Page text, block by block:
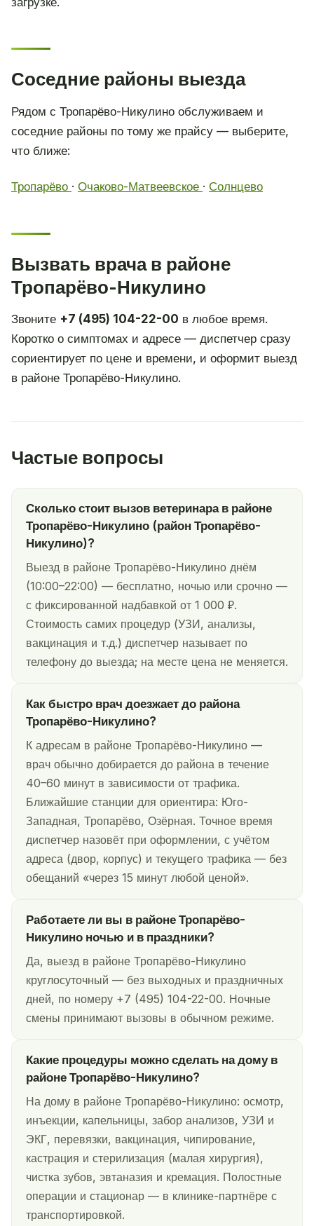
Соседние районы выезда
Рядом с Тропарёво-Никулино обслуживаем и
соседние районы по тому же прайсу — выберите,
что ближе:
Тропарёво · Очаково-Матвеевское · Солнцево
Вызвать врача в районе
Тропарёво-Никулино
Звоните +7 (495) 104-22-00 в любое время.
Коротко о симптомах и адресе — диспетчер сразу
сориентирует по цене и времени, и оформит выезд
в районе Тропарёво-Никулино.
Частые вопросы
Сколько стоит вызов ветеринара в районе
Тропарёво-Никулино (район Тропарёво-
Никулино)?
Выезд в районе Тропарёво-Никулино днём
(10:00–22:00) — бесплатно, ночью или срочно —
с фиксированной надбавкой от 1 000 ₽.
Стоимость самих процедур (УЗИ, анализы,
вакцинация и т.д.) диспетчер называет по
телефону до выезда; на месте цена не меняется.
Как быстро врач доезжает до района
Тропарёво-Никулино?
К адресам в районе Тропарёво-Никулино —
врач обычно добирается до района в течение
40–60 минут в зависимости от трафика.
Ближайшие станции для ориентира: Юго-
Западная, Тропарёво, Озёрная. Точное время
диспетчер назовёт при оформлении, с учётом
адреса (двор, корпус) и текущего трафика — без
обещаний «через 15 минут любой ценой».
Работаете ли вы в районе Тропарёво-
Никулино ночью и в праздники?
Да, выезд в районе Тропарёво-Никулино
круглосуточный — без выходных и праздничных
дней, по номеру +7 (495) 104-22-00. Ночные
смены принимают вызовы в обычном режиме.
Какие процедуры можно сделать на дому в
районе Тропарёво-Никулино?
На дому в районе Тропарёво-Никулино: осмотр,
инъекции, капельницы, забор анализов, УЗИ и
ЭКГ, перевязки, вакцинация, чипирование,
кастрация и стерилизация (малая хирургия),
чистка зубов, эвтаназия и кремация. Полостные
операции и стационар — в клинике-партнёре с
транспортировкой.